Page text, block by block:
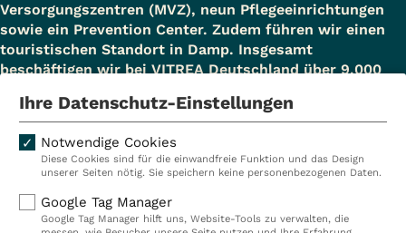
Versorgungszentren (MVZ), neun Pflegeeinrichtungen
sowie ein Prevention Center. Zudem führen wir einen
touristischen Standort in Damp. Insgesamt
beschäftigen wir bei VITREA Deutschland über 9.000
Kliniken
Ambulant
Reha
Prävention
Karriere
Ihre Datenschutz-Einstellungen
Notwendige Cookies
Diese Cookies sind für die einwandfreie Funktion und das Design
unserer Seiten nötig. Sie speichern keine personenbezogenen Daten.
Google Tag Manager
Google Tag Manager hilft uns, Website-Tools zu verwalten, die